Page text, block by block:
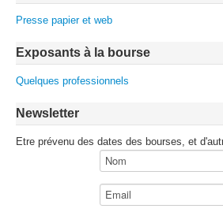
Presse papier et web
Exposants à la bourse
Quelques professionnels
Newsletter
Etre prévenu des dates des bourses, et